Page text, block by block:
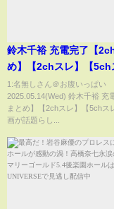
鈴木千裕 充電完了【
め】【2chスレ】【5ch
1:名無しさん＠お腹いっぱい
2025.05.14(Wed) 鈴木千裕 充
まとめ】【2chスレ】【5chス
画が話題らし...